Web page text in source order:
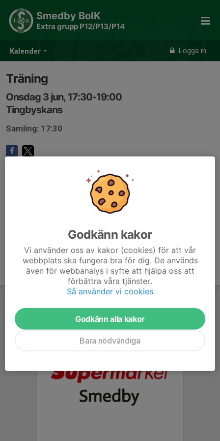
Kalender Logga in
Smedby BoIK
Extra grupp P12/P13/P14
Träning
Onsdag 3 jun, 17:30-19:00
Tingbyskans
Samling: 17:30
Godkänn kakor
Vi använder oss av kakor (cookies) för att vår
webbplats ska fungera bra för dig. De används
även för webbanalys i syfte att hjälpa oss att
förbättra våra tjänster.
Så använder vi cookies
Godkänn alla kakor
Bara nödvändiga